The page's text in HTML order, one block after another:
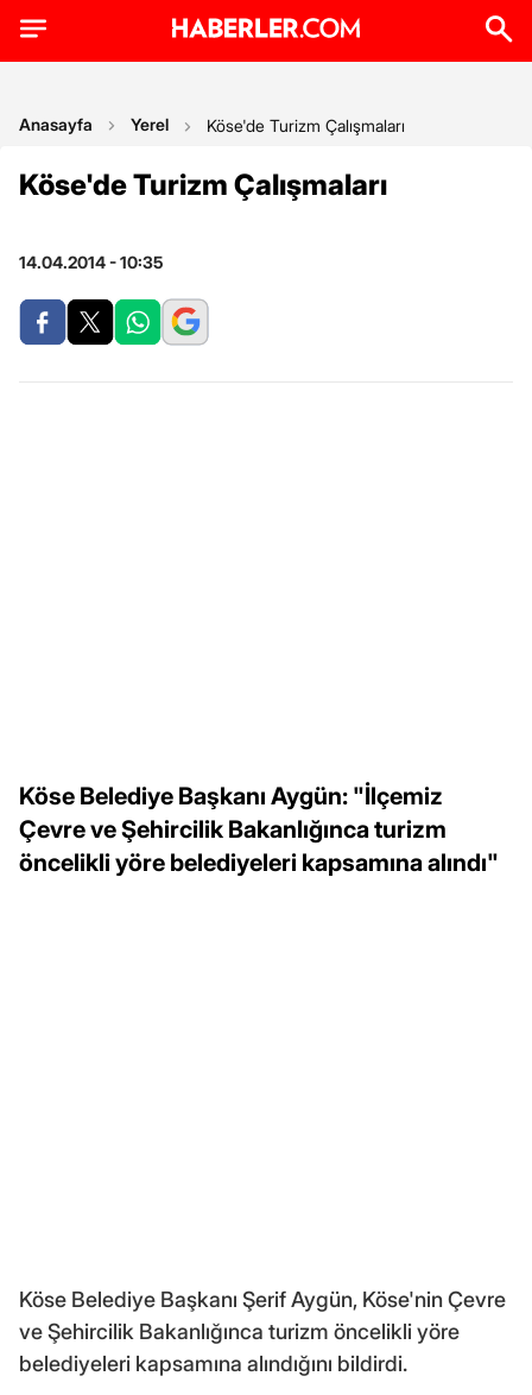
Anasayfa Yerel Köse'de Turizm Çalışmaları
Köse'de Turizm Çalışmaları
14.04.2014 - 10:35
Köse Belediye Başkanı Aygün: "İlçemiz
Çevre ve Şehircilik Bakanlığınca turizm
öncelikli yöre belediyeleri kapsamına alındı"
Köse Belediye Başkanı Şerif Aygün, Köse'nin Çevre
ve Şehircilik Bakanlığınca turizm öncelikli yöre
belediyeleri kapsamına alındığını bildirdi.